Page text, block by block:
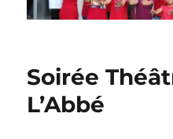
Soirée
L’Abbé